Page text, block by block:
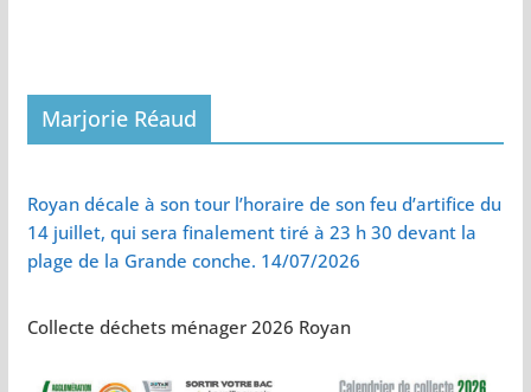
pelouse de 12h à 16h à partir du
7 juin
Naissance exceptionnelle de
Vol de deux bébés primates
tamarins empereurs au zoo de
La Palmyre
Marjorie Réaud
Royan décale à son tour l’horaire de son feu d’artifice du
14 juillet, qui sera finalement tiré à 23 h 30 devant la
plage de la Grande conche. 14/07/2026
Collecte déchets ménager 2026 Royan